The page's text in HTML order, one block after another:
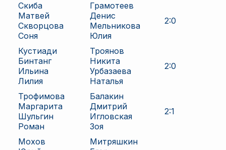
Скиба
Матвей
Скворцова
Соня
Грамотеев
Денис
Мельникова
Юлия
2:0
Кустиади
Бинтанг
Ильина
Лилия
Троянов
Никита
Урбазаева
Наталья
2:0
Трофимова
Маргарита
Шульгин
Роман
Балакин
Дмитрий
Игловская
Зоя
2:1
Мохов
Митряшкин